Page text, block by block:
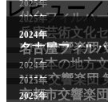
レビュー
2025年
仙台フィルハ
2025年
兵庫芸術文化
2011年
NHK交響楽団
2024年
名古屋フィル
〈日本の地方
2024年
NHK交響楽団
2025年
京都市交響楽
2025年